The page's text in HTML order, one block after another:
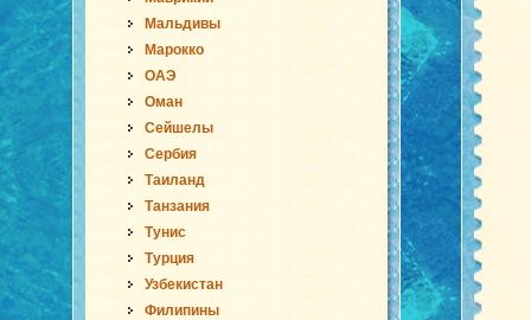
Мальдивы
Марокко
ОАЭ
Оман
Сейшелы
Сербия
Таиланд
Танзания
Тунис
Турция
Узбекистан
Филипины